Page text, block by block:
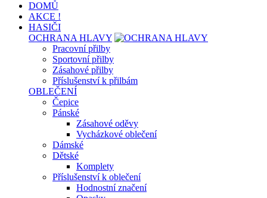
DOMŮ
AKCE !
HASIČI
OCHRANA HLAVY
Pracovní přilby
Sportovní přilby
Zásahové přilby
Příslušenství k přilbám
OBLEČENÍ
Čepice
Pánské
Zásahové oděvy
Vycházkové oblečení
Dámské
Dětské
Komplety
Příslušenství k oblečení
Hodnostní značení